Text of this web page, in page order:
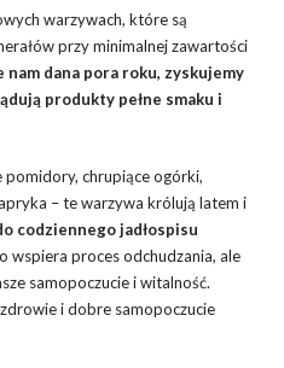
warzywach, które są
przy minimalnej zawartości
dana pora roku, zyskujemy
produkty pełne smaku i
pomidory, chrupiące ogórki,
– te warzywa królują latem i
codziennego jadłospisu
wspiera proces odchudzania, ale
samopoczucie i witalność.
i dobre samopoczucie